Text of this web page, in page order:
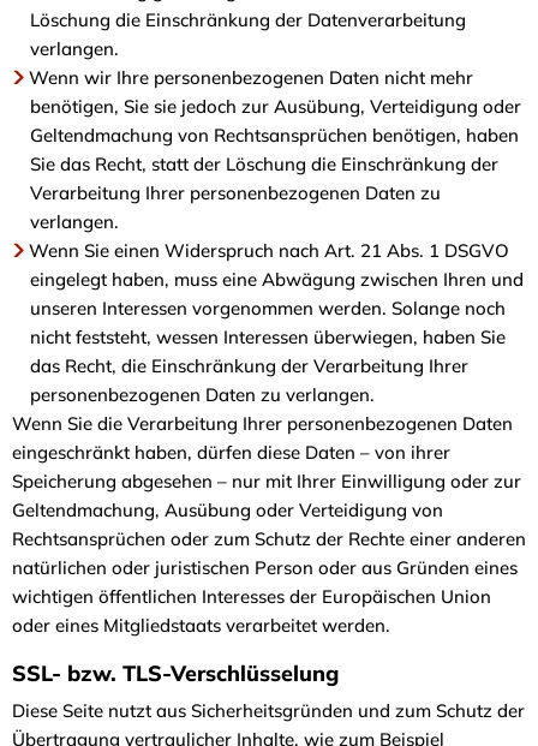
Löschung die Einschränkung der Datenverarbeitung
verlangen.
Wenn wir Ihre personenbezogenen Daten nicht mehr
benötigen, Sie sie jedoch zur Ausübung, Verteidigung oder
Geltendmachung von Rechtsansprüchen benötigen, haben
Sie das Recht, statt der Löschung die Einschränkung der
Verarbeitung Ihrer personenbezogenen Daten zu
verlangen.
Wenn Sie einen Widerspruch nach Art. 21 Abs. 1 DSGVO
eingelegt haben, muss eine Abwägung zwischen Ihren und
unseren Interessen vorgenommen werden. Solange noch
nicht feststeht, wessen Interessen überwiegen, haben Sie
das Recht, die Einschränkung der Verarbeitung Ihrer
personenbezogenen Daten zu verlangen.
Wenn Sie die Verarbeitung Ihrer personenbezogenen Daten
eingeschränkt haben, dürfen diese Daten – von ihrer
Speicherung abgesehen – nur mit Ihrer Einwilligung oder zur
Geltendmachung, Ausübung oder Verteidigung von
Rechtsansprüchen oder zum Schutz der Rechte einer anderen
natürlichen oder juristischen Person oder aus Gründen eines
wichtigen öffentlichen Interesses der Europäischen Union
oder eines Mitgliedstaats verarbeitet werden.
SSL- bzw. TLS-Verschlüsselung
Diese Seite nutzt aus Sicherheitsgründen und zum Schutz der
Übertragung vertraulicher Inhalte, wie zum Beispiel